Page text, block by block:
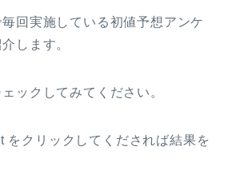
回実施している初値予想アンケ
します。
ックしてみてください。
クリックしてくだされば結果を